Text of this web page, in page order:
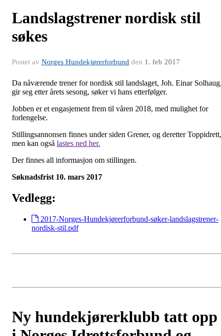
Landslagstrener nordisk stil
søkes
Postet av Norges Hundekjørerforbund den 1. feb 2017
Da nåværende trener for nordisk stil landslaget, Joh. Einar
gir seg etter årets sesong, søker vi hans etterfølger.
Jobben er et engasjement frem til våren 2018, med mulighet for
forlengelse.
Stillingsannonsen finnes under siden Grener, og deretter Toppidrett,
men kan også lastes ned her.
Der finnes all informasjon om stillingen.
Søknadsfrist 10. mars 2017
Vedlegg:
2017-Norges-Hundekjørerforbund-søker-landslagstrener-
nordisk-stil.pdf
Ny hundekjørerklubb tatt opp